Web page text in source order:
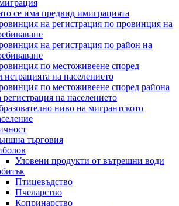
се има предвид имиграцията
на регистрация по провинция на
на регистрация по район на
по местоживеене според
на населението
по местоживеене според района
регистрация на населението
ниво на мигрантското
търговия
Уловени продукти от вътрешни води
Птицевъдство
Пчеларство
Копринарство